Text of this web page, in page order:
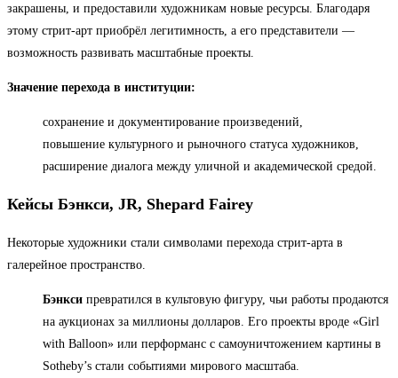
закрашены, и предоставили художникам новые ресурсы. Благодаря
этому стрит-арт приобрёл легитимность, а его представители —
возможность развивать масштабные проекты.
Значение перехода в институции:
сохранение и документирование произведений,
повышение культурного и рыночного статуса художников,
расширение диалога между уличной и академической средой.
Кейсы Бэнкси, JR, Shepard Fairey
Некоторые художники стали символами перехода стрит-арта в
галерейное пространство.
Бэнкси превратился в культовую фигуру, чьи работы продаются
на аукционах за миллионы долларов. Его проекты вроде «Girl
with Balloon» или перформанс с самоуничтожением картины в
Sotheby’s стали событиями мирового масштаба.